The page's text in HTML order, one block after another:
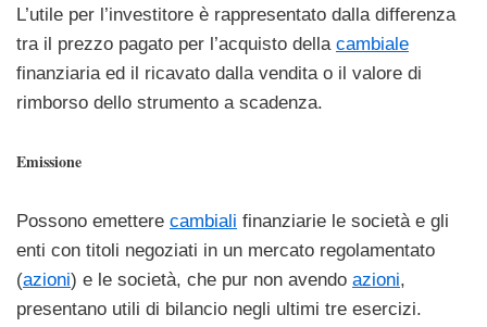
L’utile per l’investitore è rappresentato dalla differenza
tra il prezzo pagato per l’acquisto della cambiale
finanziaria ed il ricavato dalla vendita o il valore di
rimborso dello strumento a scadenza.
Emissione
Possono emettere cambiali finanziarie le società e gli
enti con titoli negoziati in un mercato regolamentato
(azioni) e le società, che pur non avendo azioni,
presentano utili di bilancio negli ultimi tre esercizi.